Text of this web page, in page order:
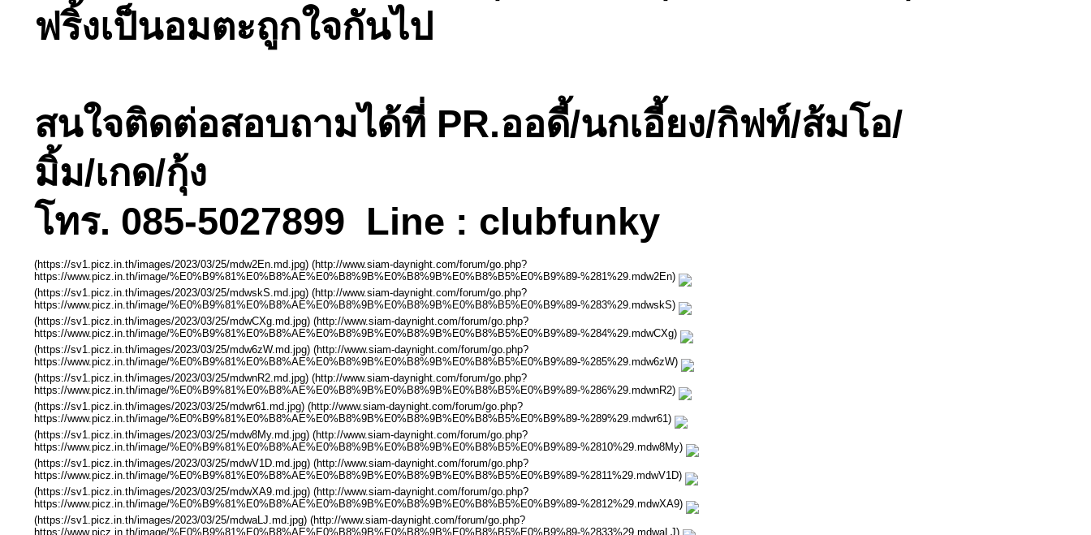
ฟริ้งเป็นอมตะถูกใจกันไป
สนใจติดต่อสอบถามได้ที่ PR.ออดี้/นกเอี้ยง/กิฟท์/ส้มโอ/
มิ้ม/เกด/กุ้ง
โทร. 085-5027899 Line : clubfunky
(https://sv1.picz.in.th/images/2023/03/25/mdw2En.md.jpg) (http://www.siam-daynight.com/forum/go.php?
https://www.picz.in.th/image/%E0%B9%81%E0%B8%AE%E0%B8%9B%E0%B8%9B%E0%B8%B5%E0%B9%89-%281%29.mdw2En)
(https://sv1.picz.in.th/images/2023/03/25/mdwskS.md.jpg) (http://www.siam-daynight.com/forum/go.php?
https://www.picz.in.th/image/%E0%B9%81%E0%B8%AE%E0%B8%9B%E0%B8%9B%E0%B8%B5%E0%B9%89-%283%29.mdwskS)
(https://sv1.picz.in.th/images/2023/03/25/mdwCXg.md.jpg) (http://www.siam-daynight.com/forum/go.php?
https://www.picz.in.th/image/%E0%B9%81%E0%B8%AE%E0%B8%9B%E0%B8%9B%E0%B8%B5%E0%B9%89-%284%29.mdwCXg)
(https://sv1.picz.in.th/images/2023/03/25/mdw6zW.md.jpg) (http://www.siam-daynight.com/forum/go.php?
https://www.picz.in.th/image/%E0%B9%81%E0%B8%AE%E0%B8%9B%E0%B8%9B%E0%B8%B5%E0%B9%89-%285%29.mdw6zW)
(https://sv1.picz.in.th/images/2023/03/25/mdwnR2.md.jpg) (http://www.siam-daynight.com/forum/go.php?
https://www.picz.in.th/image/%E0%B9%81%E0%B8%AE%E0%B8%9B%E0%B8%9B%E0%B8%B5%E0%B9%89-%286%29.mdwnR2)
(https://sv1.picz.in.th/images/2023/03/25/mdwr61.md.jpg) (http://www.siam-daynight.com/forum/go.php?
https://www.picz.in.th/image/%E0%B9%81%E0%B8%AE%E0%B8%9B%E0%B8%9B%E0%B8%B5%E0%B9%89-%289%29.mdwr61)
(https://sv1.picz.in.th/images/2023/03/25/mdw8My.md.jpg) (http://www.siam-daynight.com/forum/go.php?
https://www.picz.in.th/image/%E0%B9%81%E0%B8%AE%E0%B8%9B%E0%B8%9B%E0%B8%B5%E0%B9%89-%2810%29.mdw8My)
(https://sv1.picz.in.th/images/2023/03/25/mdwV1D.md.jpg) (http://www.siam-daynight.com/forum/go.php?
https://www.picz.in.th/image/%E0%B9%81%E0%B8%AE%E0%B8%9B%E0%B8%9B%E0%B8%B5%E0%B9%89-%2811%29.mdwV1D)
(https://sv1.picz.in.th/images/2023/03/25/mdwXA9.md.jpg) (http://www.siam-daynight.com/forum/go.php?
https://www.picz.in.th/image/%E0%B9%81%E0%B8%AE%E0%B8%9B%E0%B8%9B%E0%B8%B5%E0%B9%89-%2812%29.mdwXA9)
(https://sv1.picz.in.th/images/2023/03/25/mdwaLJ.md.jpg) (http://www.siam-daynight.com/forum/go.php?
https://www.picz.in.th/image/%E0%B9%81%E0%B8%AE%E0%B8%9B%E0%B8%9B%E0%B8%B5%E0%B9%89-%2833%29.mdwaLJ)